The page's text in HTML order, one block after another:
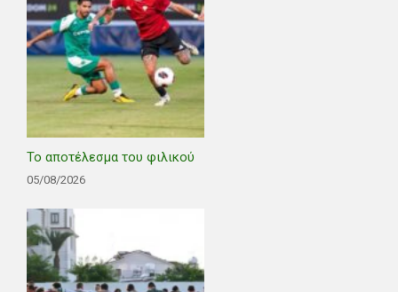
Το αποτέλεσμα του φιλικού
05/08/2026